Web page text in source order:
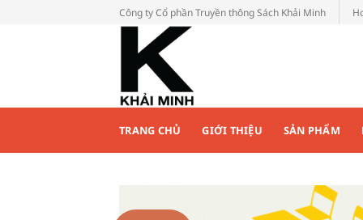
Công ty Cổ phần Truyền thông Sách Khải Minh
TRANG CHỦ GIỚI THIỆU SẢN PHẨM